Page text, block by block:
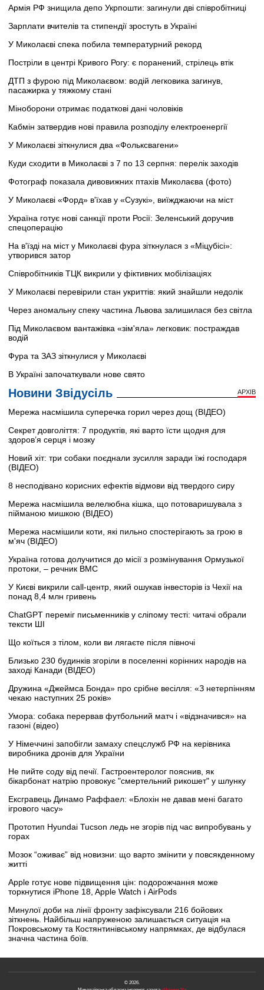
Армія РФ знищила депо Укрпошти: загинули дві співробітниці
Зарплати вчителів та стипендії зростуть в Україні
У Миколаєві спека побила температурний рекорд
Постріли в центрі Кривого Рогу: є поранений, стрілець втік
ДТП з фурою під Миколаєвом: водій легковика загинув,
пасажирка у тяжкому стані
Міноборони отримає податкові дані чоловіків
Кабмін затвердив нові правила розподілу електроенергії
У Миколаєві зіткнулися два «Фольксвагени»
Куди сходити в Миколаєві з 7 по 13 серпня: перелік заходів
Фотограф показала дивовижних птахів Миколаєва (фото)
У Миколаєві «Форд» в'їхав у «Сузукі», виїжджаючи на міст
Україна готує нові санкції проти Росії: Зеленський доручив
спецоперацію
На в'їзді на міст у Миколаєві фура зіткнулася з «Міцубісі»:
утворився затор
Співробітників ТЦК викрили у фіктивних мобілізаціях
У Миколаєві перевірили стан укриттів: який знайшли недолік
Через аномальну спеку частина Львова залишилася без світла
Під Миколаєвом вантажівка «зім'яла» легковик: постраждав
водій
Фура та ЗАЗ зіткнулися у Миколаєві
В Україні започаткували нове свято
Новини Звідусіль АРХІВ
Мережа насмішила суперечка горил через дощ (ВІДЕО)
Секрет довголіття: 7 продуктів, які варто їсти щодня для
здоров’я серця і мозку
Новий хіт: три собаки поєднали зусилля заради їжі господаря
(ВІДЕО)
8 несподівано корисних ефектів відмови від твердого сиру
Мережа насмішила велелюбна кішка, що потоваришувала з
пійманою мишкою (ВІДЕО)
Мережа насмішили коти, які пильно спостерігають за грою в
м'яч (ВІДЕО)
Україна готова долучитися до місії з розмінування Ормузької
протоки, – речник ВМС
У Києві викрили call-центр, який ошукав інвесторів із Чехії на
понад 8,4 млн гривень
ChatGPT переміг письменників у сліпому тесті: читачі обрали
тексти ШІ
Що коїться з тілом, коли ви лягаєте після півночі
Близько 230 будинків згоріли в поселенні корінних народів на
заході Канади (ВІДЕО)
Дружина «Джеймса Бонда» про срібне весілля: «З нетерпінням
чекаю наступних 25 років»
Умора: собака перервав футбольний матч і «відзначився» на
газоні (відео)
У Німеччині запобігли замаху спецслужб РФ на керівника
виробника дронів для України
Не пийте соду від печії. Гастроентеролог пояснив, як
бікарбонат натрію провокує "смертельний рикошет" у шлунку
Ексгравець Динамо Раффаел: «Блохін не давав мені багато
ігрового часу»
Прототип Hyundai Tucson ледь не згорів під час випробувань у
горах
Мозок “оживає” від новизни: що варто змінити у повсякденному
житті
Apple готує нове підвищення цін: подорожчання може
торкнутися iPhone 18, Apple Watch і AirPods
Минулої доби на лінії фронту зафіксували 216 бойових
зіткнень. Найбільш напруженою залишається ситуація на
Покровському та Костянтинівському напрямках, де відбулася
значна частина боїв.
© 2026.